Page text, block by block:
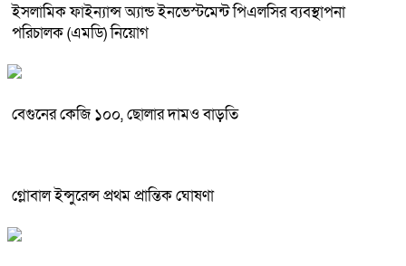
ইসলামিক ফাইন্যান্স অ্যান্ড ইনভেস্টমেন্ট পিএলসির ব্যবস্থাপনা
পরিচালক (এমডি) নিয়োগ
বেগুনের কেজি ১০০, ছোলার দামও বাড়তি
গ্লোবাল ইন্সুরেন্স প্রথম প্রান্তিক ঘোষণা